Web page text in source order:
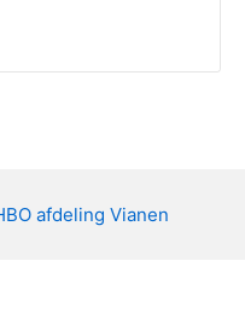
afdeling Vianen